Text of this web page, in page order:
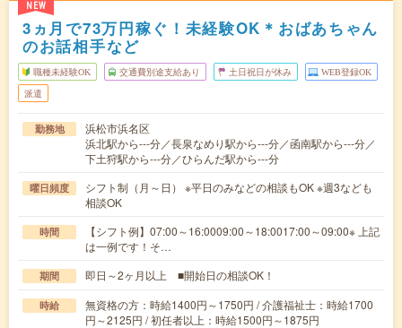
NEW
3ヵ月で73万円稼ぐ！未経験OK＊おばあちゃん
のお話相手など
職種未経験OK 交通費別途支給あり 土日祝日が休み WEB登録OK
派遣
勤務地
浜松市浜名区
浜北駅から---分／長泉なめり駅から---分／函南駅から---分／
下土狩駅から---分／ひらんだ駅から---分
曜日頻度
シフト制（月～日） ※平日のみなどの相談もOK ※週3なども
相談OK
時間
【シフト例】07:00～16:0009:00～18:0017:00～09:00※ 上記
は一例です！そ…
期間 即日～2ヶ月以上 ■開始日の相談OK！
時給
無資格の方：時給1400円～1750円 / 介護福祉士：時給1700
円～2125円 / 初任者以上：時給1500円～1875円